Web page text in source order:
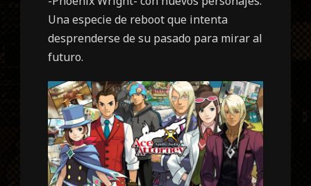
Una especie de reboot que intenta
desprenderse de su pasado para mirar al
futuro.